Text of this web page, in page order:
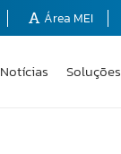
Área MEI
Notícias Soluções